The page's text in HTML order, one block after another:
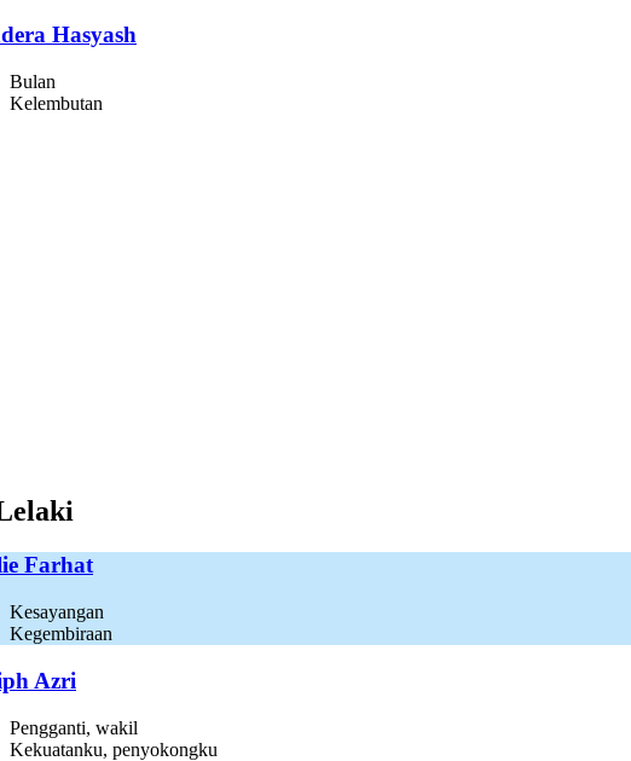
Hasyash
Bulan
Kelembutan
Farhat
Kesayangan
Kegembiraan
Azri
Pengganti, wakil
Kekuatanku, penyokongku